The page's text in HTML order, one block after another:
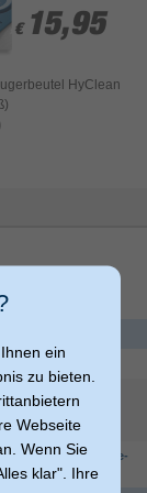
€ 15,95
€ 15,95
HyClean
legal/corporate-
ein
zu bieten.
Webseite
Wenn Sie
klar". Ihre